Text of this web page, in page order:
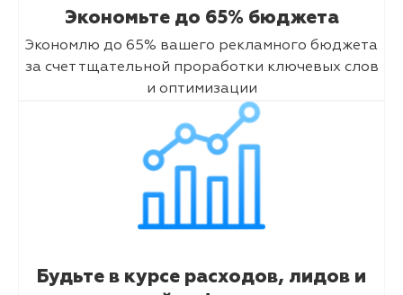
Экономьте до 65% бюджета
Экономлю до 65% вашего рекламного бюджета
за счет тщательной проработки ключевых слов
и оптимизации
Будьте в курсе расходов, лидов и